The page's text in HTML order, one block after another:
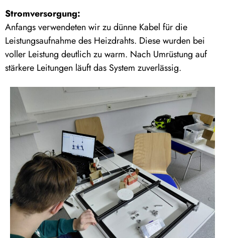
Stromversorgung:
Anfangs verwendeten wir zu dünne Kabel für die
Leistungsaufnahme des Heizdrahts. Diese wurden bei
voller Leistung deutlich zu warm. Nach Umrüstung auf
stärkere Leitungen läuft das System zuverlässig.